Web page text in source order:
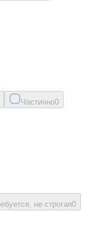
Частично0
не строгая0